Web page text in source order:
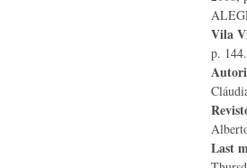
Vila
p. 144.
Last